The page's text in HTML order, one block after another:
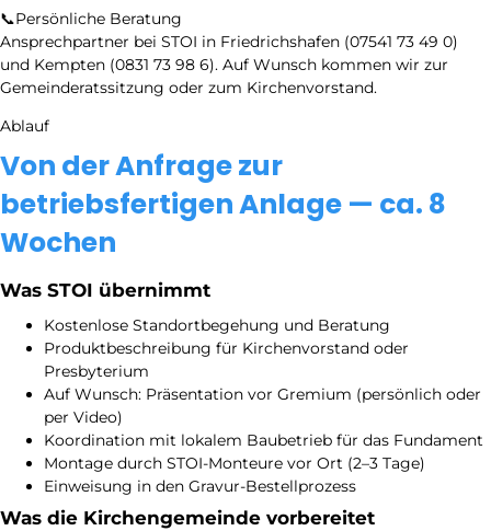
📞Persönliche Beratung
Ansprechpartner bei STOI in Friedrichshafen (07541 73 49 0)
und Kempten (0831 73 98 6). Auf Wunsch kommen wir zur
Gemeinderatssitzung oder zum Kirchenvorstand.
Ablauf
Von der Anfrage zur
betriebsfertigen Anlage — ca. 8
Wochen
Was STOI übernimmt
Kostenlose Standortbegehung und Beratung
Produktbeschreibung für Kirchenvorstand oder
Presbyterium
Auf Wunsch: Präsentation vor Gremium (persönlich oder
per Video)
Koordination mit lokalem Baubetrieb für das Fundament
Montage durch STOI-Monteure vor Ort (2–3 Tage)
Einweisung in den Gravur-Bestellprozess
Was die Kirchengemeinde vorbereitet